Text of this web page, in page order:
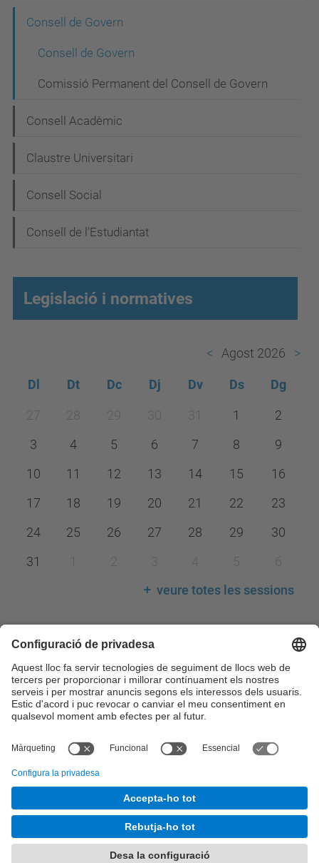
e
a
c
ó
Consell de Govern
Consell de Govern
Comissió Permanent del Consell de Govern
Consell Acadèmic
Claustre Universitari
Consell Social
Consell de l'Estudiantat
Legislació i normatives
Agost 2026
Dl Dt Dc Dj Dv Ds Dg
27 28 29 30 31 1
2
3
4 5 6 7 8
9
10
11 12 13 14 15
16
17
18 19 20 21 22
23
24
25 26 27 28 29
30
31
1 2 3 4 5
6
veure totes les sessions
Llegenda calendari
Consell de Govern
Comissions del Consell de Govern
Consell Acadèmic
Claustre Universitari
Comissions del Consell Social
Desenvolupat amb